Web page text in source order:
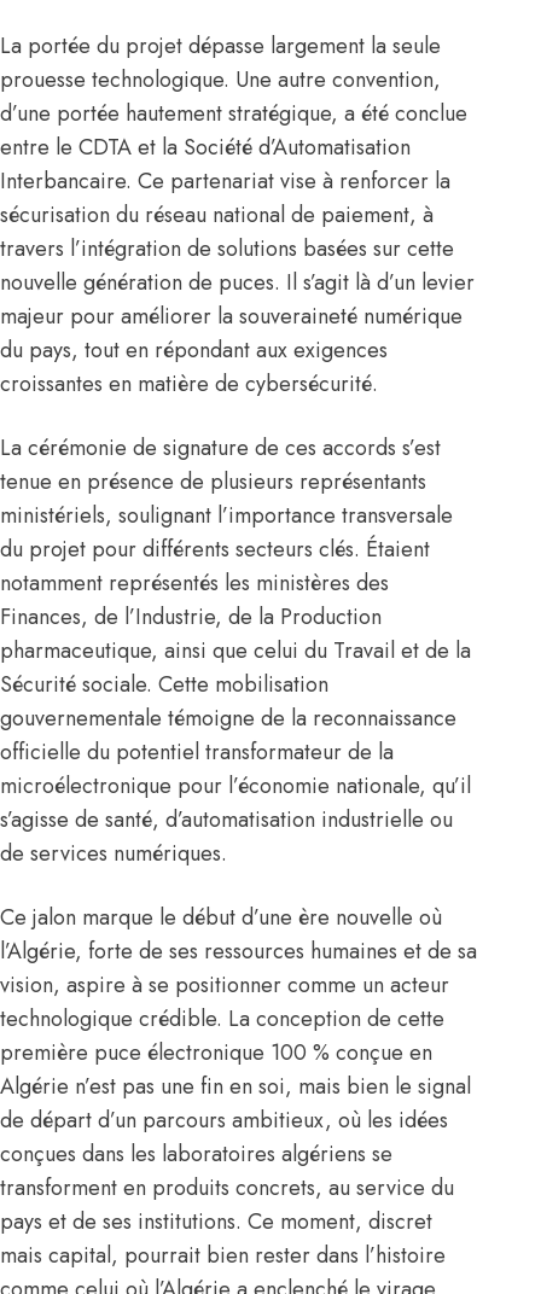
La portée du projet dépasse largement la seule
prouesse technologique. Une autre convention,
d’une portée hautement stratégique, a été conclue
entre le CDTA et la Société d’Automatisation
Interbancaire. Ce partenariat vise à renforcer la
sécurisation du réseau national de paiement, à
travers l’intégration de solutions basées sur cette
nouvelle génération de puces. Il s’agit là d’un levier
majeur pour améliorer la souveraineté numérique
du pays, tout en répondant aux exigences
croissantes en matière de cybersécurité.
La cérémonie de signature de ces accords s’est
tenue en présence de plusieurs représentants
ministériels, soulignant l’importance transversale
du projet pour différents secteurs clés. Étaient
notamment représentés les ministères des
Finances, de l’Industrie, de la Production
pharmaceutique, ainsi que celui du Travail et de la
Sécurité sociale. Cette mobilisation
gouvernementale témoigne de la reconnaissance
officielle du potentiel transformateur de la
microélectronique pour l’économie nationale, qu’il
s’agisse de santé, d’automatisation industrielle ou
de services numériques.
Ce jalon marque le début d’une ère nouvelle où
l’Algérie, forte de ses ressources humaines et de sa
vision, aspire à se positionner comme un acteur
technologique crédible. La conception de cette
première puce électronique 100 % conçue en
Algérie n’est pas une fin en soi, mais bien le signal
de départ d’un parcours ambitieux, où les idées
conçues dans les laboratoires algériens se
transforment en produits concrets, au service du
pays et de ses institutions. Ce moment, discret
mais capital, pourrait bien rester dans l’histoire